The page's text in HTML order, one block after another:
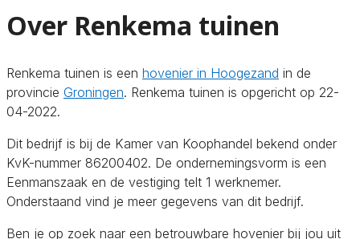
Over Renkema tuinen
Renkema tuinen is een hovenier in Hoogezand in de
provincie Groningen. Renkema tuinen is opgericht op 22-
04-2022.
Dit bedrijf is bij de Kamer van Koophandel bekend onder
KvK-nummer 86200402. De ondernemingsvorm is een
Eenmanszaak en de vestiging telt 1 werknemer.
Onderstaand vind je meer gegevens van dit bedrijf.
Ben je op zoek naar een betrouwbare hovenier bij jou uit